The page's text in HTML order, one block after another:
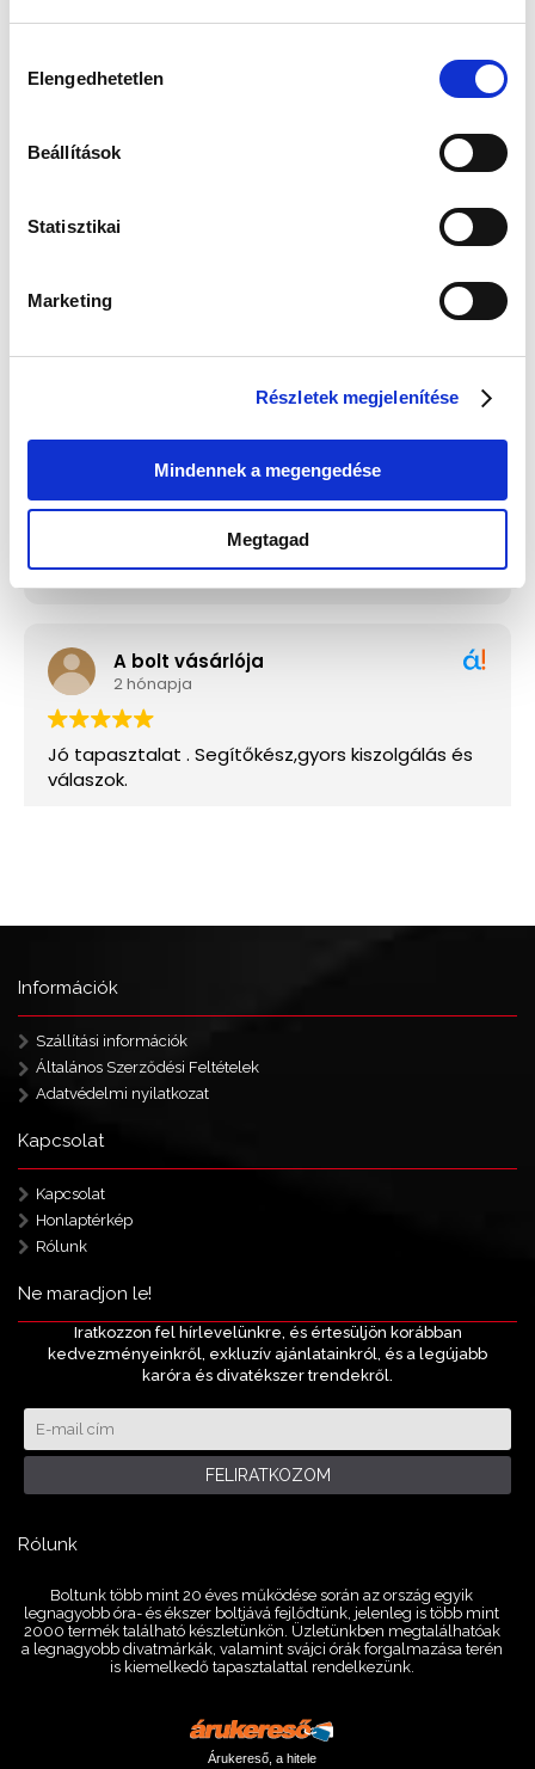
kiválasztása
Elengedhetetlen
Beállítások
Statisztikai
Marketing
Részletek megjelenítése
Mindennek a megengedése
Megtagad
Guess JUBE02244JWRHT
Válassz egyet, majd kattints a Kosárba gombra! Ha most kihagyod, a
Információk
Szállítási információk
Általános Szerződési Feltételek
Adatvédelmi nyilatkozat
Kapcsolat
Kapcsolat
Honlaptérkép
Rólunk
Ne maradjon le!
Iratkozzon fel hírlevelünkre, és értesüljön korábban
kedvezményeinkről, exkluzív ajánlatainkról, és a legújabb
karóra és divatékszer trendekről.
FELIRATKOZOM
Rólunk
Boltunk több mint 20 éves működése során az ország egyik
legnagyobb óra- és ékszer boltjává fejlődtünk, jelenleg is több mint
2000 termék található készletünkön. Üzletünkben megtalálhatóak
a legnagyobb divatmárkák, valamint svájci órák forgalmazása terén
is kiemelkedő tapasztalattal rendelkezünk.
Árukereső, a hitele